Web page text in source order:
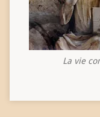
La vie